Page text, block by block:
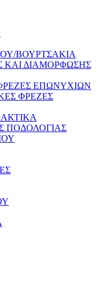
ΒΟΥΡΤΣΑΚΙΑ
ΚΑΙ ΔΙΑΜΟΡΦΩΣΗΣ
ΕΠΩΝΥΧΙΩΝ
ΦΡΕΖΕΣ
ΠΟΔΟΛΟΓΙΑΣ